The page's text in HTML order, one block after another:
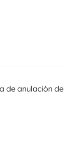
de anulación de